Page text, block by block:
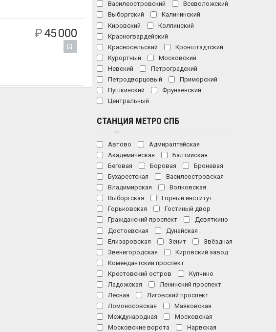
₽45 000
Василеостровский
Всеволожский
Выборгский
Калининский
Кировский
Колпинский
Красногвардейский
Красносельский
Кронштадтский
Курортный
Московский
Невский
Петроградский
Петродворцовый
Приморский
Пушкинский
Фрунзенский
Центральный
СТАНЦИЯ МЕТРО СПБ
Автово
Адмиралтейская
Академическая
Балтийская
Беговая
Боровая
Броневая
Бухарестская
Василеостровская
Владимирская
Волковская
Выборгская
Горный институт
Горьковская
Гостиный двор
Гражданский проспект
Девяткино
Достоевская
Дунайская
Елизаровская
Зенит
Звёздная
Звенигородская
Кировский завод
Комендантский проспект
Крестовский остров
Купчино
Ладожская
Ленинский проспект
Лесная
Лиговский проспект
Ломоносовская
Маяковская
Международная
Московская
Московские ворота
Нарвская